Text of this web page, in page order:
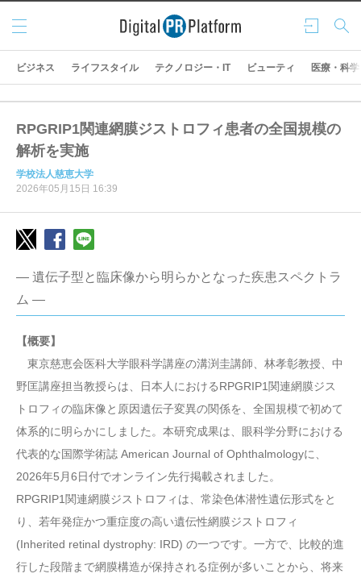
ログ
イン
検索
メニ
ュー
ビジネス ライフスタイル テクノロジー・IT ビューティ 医療・科学
RPGRIP1関連網膜ジストロフィ患者の全国規模の
解析を実施
学校法人慈恵大学
2026年05月15日 16:39
― 遺伝子型と臨床像から明らかとなった疾患スペクトラ
ム ―
【概要】
東京慈恵会医科大学眼科学講座の溝渕圭講師、林孝彰教授、中
野匡講座担当教授らは、日本人におけるRPGRIP1関連網膜ジス
トロフィの臨床像と原因遺伝子変異の関係を、全国規模で初めて
体系的に明らかにしました。本研究成果は、眼科学分野における
代表的な国際学術誌 American Journal of Ophthalmologyに、
2026年5月6日付でオンライン先行掲載されました。
RPGRIP1関連網膜ジストロフィは、常染色体潜性遺伝形式をと
り、若年発症かつ重症度の高い遺伝性網膜ジストロフィ
(Inherited retinal dystrophy: IRD) の一つです。一方で、比較的進
行した段階まで網膜構造が保持される症例が多いことから、将来